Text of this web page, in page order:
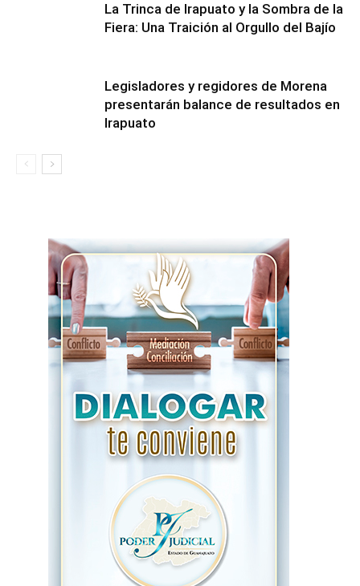
​La Trinca de Irapuato y la Sombra de la
Fiera: Una Traición al Orgullo del Bajío
Legisladores y regidores de Morena
presentarán balance de resultados en
Irapuato